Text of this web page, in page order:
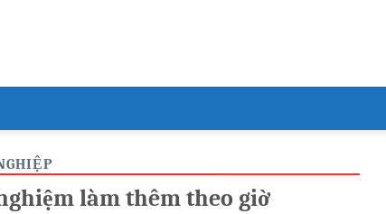
làm thêm theo giờ